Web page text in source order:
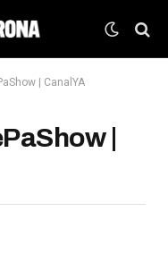
| CanalYA
|